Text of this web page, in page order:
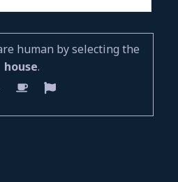
human by selecting the
house.